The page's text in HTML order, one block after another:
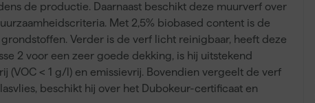
de productie. Daarnaast beschikt deze muurverf over
Met 2,5% biobased content is de
Verder is de verf licht reinigbaar, heeft deze
2 voor een zeer goede dekking, is hij uitstekend
< 1 g/l) en emissievrij. Bovendien vergeelt de verf
beschikt hij over het Dubokeur-certificaat en